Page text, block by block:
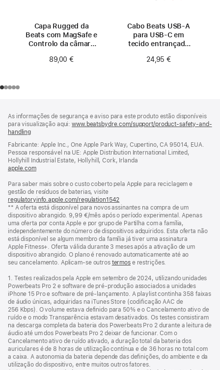
Capa Rugged da
Beats com MagSafe e
Controlo da câmara
- Laranja Sierra
89,00 €
Cabo Beats USB‑A
para USB‑C em
tecido entrançado
relâmpago
24,95 €
de
rodapé
As informações de segurança e aviso para este produto estão disponíveis
para visualização aqui:www.beatsbydre.com/support/product-safety-and-
handling
nova
janela)
Fabricante: Apple Inc., One Apple Park Way, Cupertino, CA 95014, EUA.
Pessoa responsável na UE: Apple Distribution International Limited,
Hollyhill Industrial Estate, Hollyhill, Cork, Irlanda
apple.com(abre
nova
janela)
Para saber mais sobre o custo coberto pela Apple para reciclagem e
gestão de resíduos de baterias, visite
regulatoryinfo.apple.com/regulation1542
numa
nova
janela)
** A oferta está disponível para novos assinantes na compra de um
dispositivo abrangido. 9,99 €/mês após o período experimental. Apenas
uma oferta por conta Apple e por grupo de Partilha com a família,
independentemente do número de dispositivos adquiridos. Esta oferta não
está disponível se algum membro da família já tiver uma assinatura
Apple Fitness+. Oferta válida durante 3 meses após a ativação de um
dispositivo abrangido. O plano é renovado automaticamente até ao
seu cancelamento. Aplicam‑se outros termose restrições.
1. Testes realizados pela Apple em setembro de 2024, utilizando unidades
Powerbeats Pro 2 e software de pré‑produção associados a unidades
iPhone 15 Pro e software de pré‑lançamento. A playlist continha 358 faixas
de áudio únicas, adquiridas na iTunes Store (codificação AAC de
256 Kbps). O volume estava definido para 50% e o Cancelamento ativo de
ruído e o modo Transparência estavam desativados. Os testes consistiram
na descarga completa da bateria dos Powerbeats Pro 2 durante a leitura de
áudio até um dos Powerbeats Pro 2 deixar de funcionar. Com o
Cancelamento ativo de ruído ativado, a duração total da bateria dos
auriculares é de 8 horas de utilização contínua e de 36 horas no total com
a caixa. A autonomia da bateria depende das definições, do ambiente e da
utilização do dispositivo, entre muitos outros fatores.